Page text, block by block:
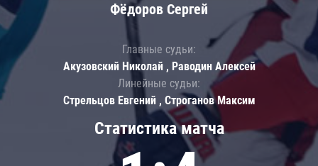
Статистика матча
Фёдоров Сергей
Главные судьи:
Акузовский Николай , Раводин Алексей
Линейные судьи:
Стрельцов Евгений , Строганов Максим